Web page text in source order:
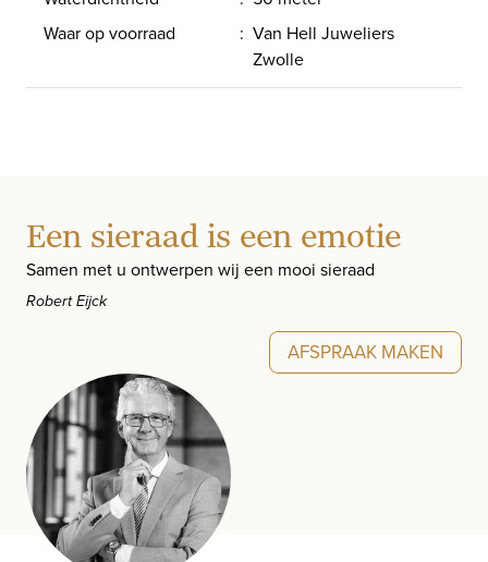
Waar op voorraad
: Van Hell Juweliers
Zwolle
Een sieraad is een emotie
Samen met u ontwerpen wij een mooi sieraad
Robert Eijck
AFSPRAAK MAKEN